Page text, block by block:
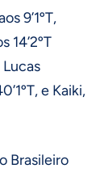
9’1ºT,
14’2ºT
Lucas
e Kaiki,
Brasileiro